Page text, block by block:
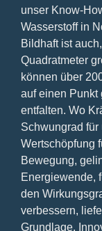
unser Know-
Wasserstoff in
Bildhaft ist
Quadratmeter
können über
auf einen Punkt
entfalten. Wo
Schwungrad
Wertschöpfung
Bewegung,
Energiewende,
den
verbessern,
Grundlage.